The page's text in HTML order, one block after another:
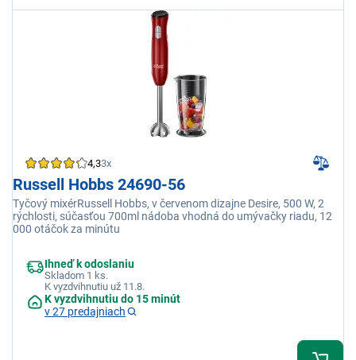
4,33x
Russell Hobbs 24690-56
Tyčový mixérRussell Hobbs, v červenom dizajne Desire, 500 W, 2
rýchlosti, súčasťou 700ml nádoba vhodná do umývačky riadu, 12
000 otáčok za minútu
Ihneď k odoslaniu
Skladom 1 ks.
K vyzdvihnutiu už 11.8.
K vyzdvihnutiu do 15 minút
v 27 predajniach